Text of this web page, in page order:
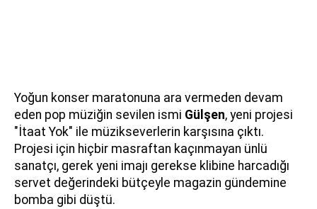
Yoğun konser maratonuna ara vermeden devam
eden pop müziğin sevilen ismi Gülşen, yeni projesi
"İtaat Yok" ile müzikseverlerin karşısına çıktı.
Projesi için hiçbir masraftan kaçınmayan ünlü
sanatçı, gerek yeni imajı gerekse klibine harcadığı
servet değerindeki bütçeyle magazin gündemine
bomba gibi düştü.